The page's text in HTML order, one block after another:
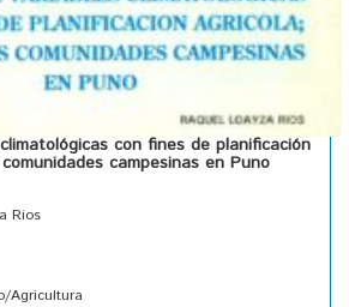
con fines de planificación
campesinas en Puno
Rios
Agricultura